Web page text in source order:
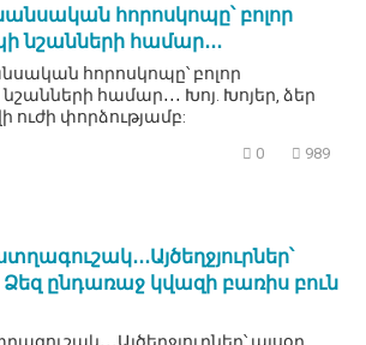
հորոսկոպը՝ բոլոր
նշանների համար․․․
հորոսկոպը՝ բոլոր
համար․․․ Խոյ. Խոյեր, ձեր
ուժի փորձությամբ:
0 989
ընդառաջ կվազի բառիս բուն
այսօր